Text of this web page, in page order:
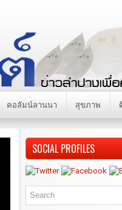
คอลัมน์ลานนา สุขภาพ
SOCIAL PROFILES